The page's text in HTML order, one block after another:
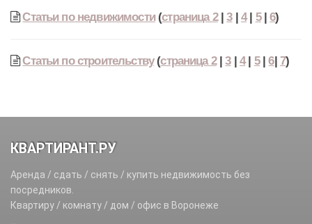
Статьи по недвижимости(страница 2|3| 4| 5|6)
Статьи по строительству(страница 2|3|4| 5|6| 7)
КВАРТИРАНТ.РУ
Аренда / сдать / снять / купить недвижимость без
посредников.
Квартиру / комнату / дом / офис в Воронеже